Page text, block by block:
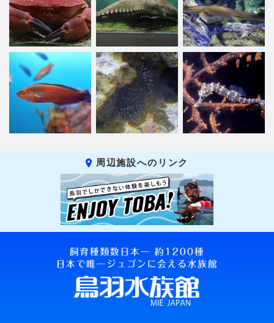
周辺施設へのリンク